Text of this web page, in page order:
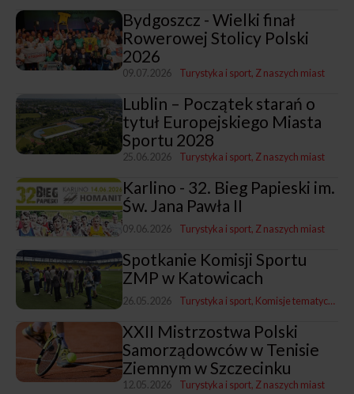
Bydgoszcz - Wielki finał
Rowerowej Stolicy Polski
2026
09.07.2026 Turystyka i sport Z naszych miast
Lublin – Początek starań o
tytuł Europejskiego Miasta
Sportu 2028
25.06.2026 Turystyka i sport Z naszych miast
Karlino - 32. Bieg Papieski im.
Św. Jana Pawła II
09.06.2026 Turystyka i sport Z naszych miast
Spotkanie Komisji Sportu
ZMP w Katowicach
26.05.2026 Turystyka i sport Komisje tematyczne ZMP
XXII Mistrzostwa Polski
Samorządowców w Tenisie
Ziemnym w Szczecinku
12.05.2026 Turystyka i sport Z naszych miast